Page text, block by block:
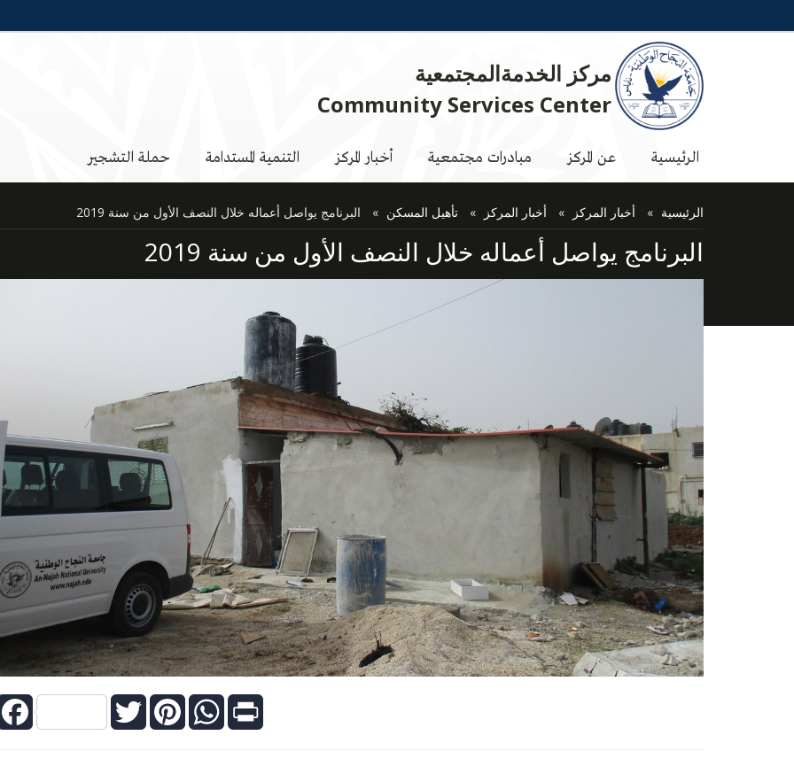
مركز الخدمةالمجتمعية
Community Services Center
الرئيسية عن المركز مبادرات مجتمعية أخبار المركز التنمية المستدامة حملة التشجير
الرئيسية أخبار المركز أخبار المركز تأهيل المسكن البرنامج يواصل أعماله خلال النصف الأول من سنة 2019
البرنامج يواصل أعماله خلال النصف الأول من سنة 2019
Facebook TwitterPinterestWhatsApp Print